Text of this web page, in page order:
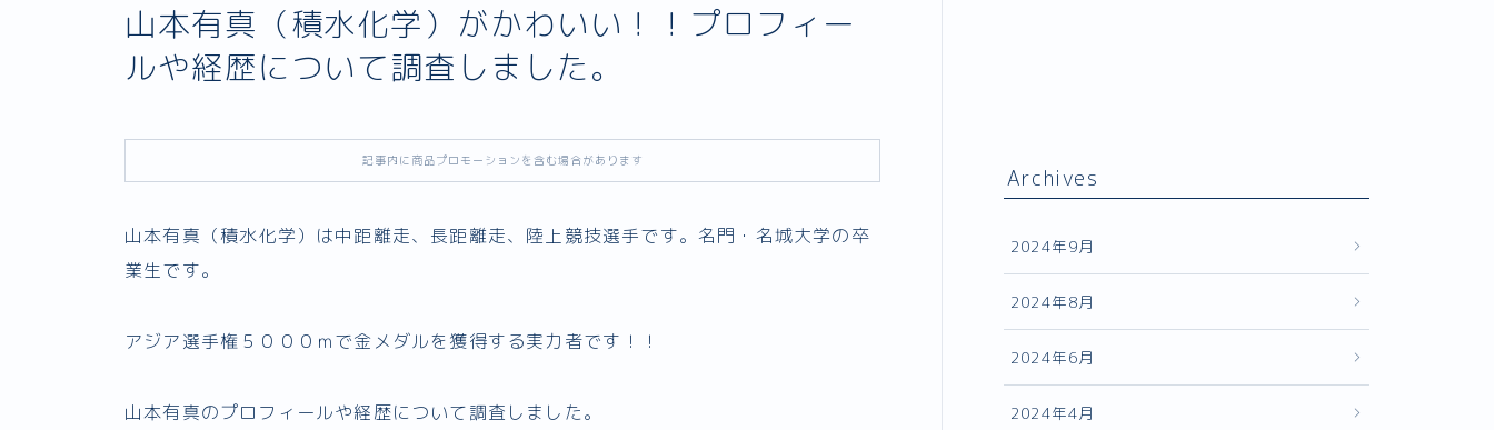
山本有真（積水化学）がかわいい！！プロフィー
ルや経歴について調査しました。
記事内に商品プロモーションを含む場合があります
山本有真（積水化学）は中距離走、長距離走、陸上競技選手です。名門・名城大学の卒
業生です。
アジア選手権５０００ｍで金メダルを獲得する実力者です！！
山本有真のプロフィールや経歴について調査しました。
Archives
2024年9月
2024年8月
2024年6月
2024年4月